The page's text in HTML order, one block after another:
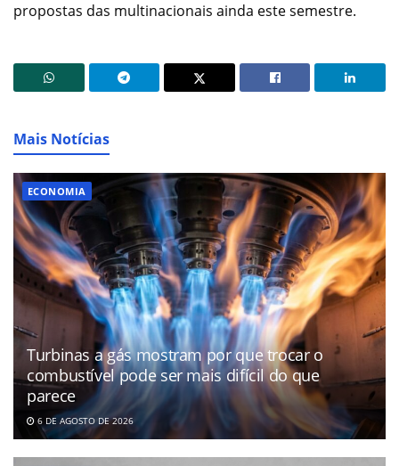
propostas das multinacionais ainda este semestre.
Mais Notícias
ECONOMIA
Turbinas a gás mostram por que trocar o
combustível pode ser mais difícil do que
parece
6 DE AGOSTO DE 2026